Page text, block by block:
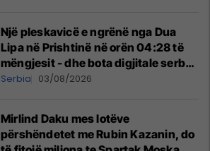
Një pleskavicë e ngrënë nga Dua
Lipa në Prishtinë në orën 04:28 të
mëngjesit - dhe bota digjitale serbe
shpall gjendjen e luftës
Serbia 03/08/2026
Mirlind Daku mes lotëve
përshëndetet me Rubin Kazanin, do